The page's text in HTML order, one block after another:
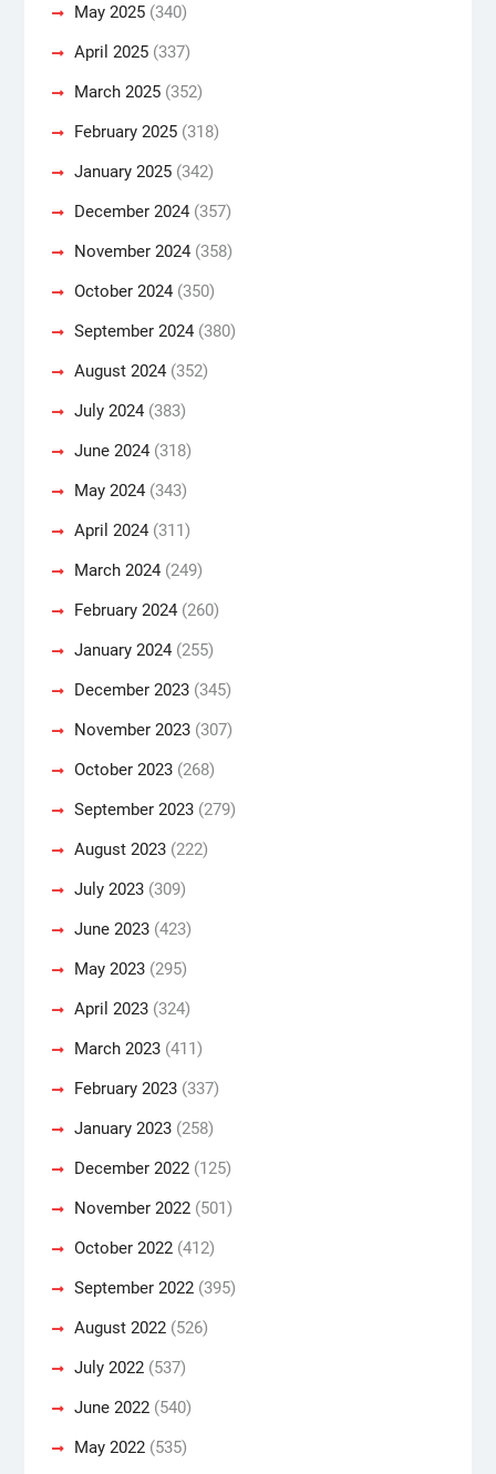
May 2025(340)
April 2025(337)
March 2025(352)
February 2025(318)
January 2025(342)
December 2024(357)
November 2024(358)
October 2024(350)
September 2024(380)
August 2024(352)
July 2024(383)
June 2024(318)
May 2024(343)
April 2024(311)
March 2024(249)
February 2024(260)
January 2024(255)
December 2023(345)
November 2023(307)
October 2023(268)
September 2023(279)
August 2023(222)
July 2023(309)
June 2023(423)
May 2023(295)
April 2023(324)
March 2023(411)
February 2023(337)
January 2023(258)
December 2022(125)
November 2022(501)
October 2022(412)
September 2022(395)
August 2022(526)
July 2022(537)
June 2022(540)
May 2022(535)